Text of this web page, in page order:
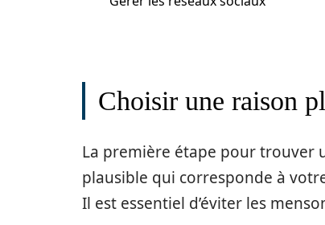
Choisir une raison
La première étape pour trouver
plausible qui corresponde à
Il est essentiel d’éviter les